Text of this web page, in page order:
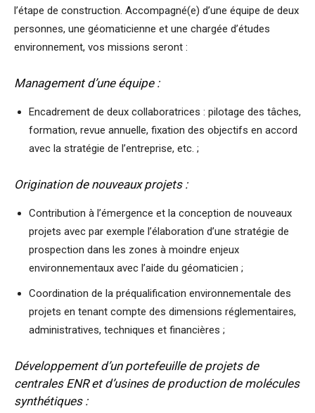
l’étape de construction. Accompagné(e) d’une équipe de deux
personnes, une géomaticienne et une chargée d’études
environnement, vos missions seront :
Management d’une équipe :
Encadrement de deux collaboratrices : pilotage des tâches,
formation, revue annuelle, fixation des objectifs en accord
avec la stratégie de l’entreprise, etc. ;
Origination de nouveaux projets :
Contribution à l’émergence et la conception de nouveaux
projets avec par exemple l’élaboration d’une stratégie de
prospection dans les zones à moindre enjeux
environnementaux avec l’aide du géomaticien ;
Coordination de la préqualification environnementale des
projets en tenant compte des dimensions réglementaires,
administratives, techniques et financières ;
Développement d’un portefeuille de projets de
centrales ENR et d’usines de production de molécules
synthétiques :